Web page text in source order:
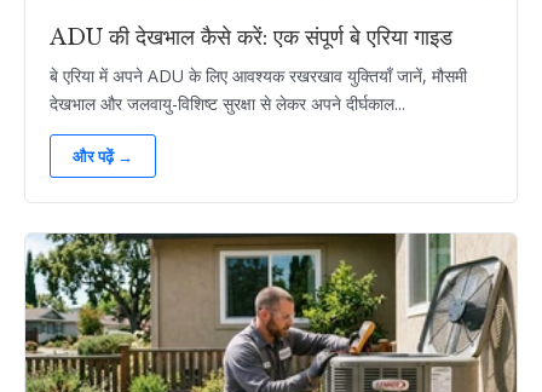
ADU की देखभाल कैसे करें: एक संपूर्ण बे एरिया गाइड
बे एरिया में अपने ADU के लिए आवश्यक रखरखाव युक्तियाँ जानें, मौसमी
देखभाल और जलवायु-विशिष्ट सुरक्षा से लेकर अपने दीर्घकाल...
और पढ़ें →